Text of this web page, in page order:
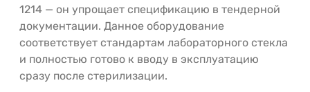
1214 — он упрощает спецификацию в тендерной
документации. Данное оборудование
соответствует стандартам лабораторного стекла
и полностью готово к вводу в эксплуатацию
сразу после стерилизации.